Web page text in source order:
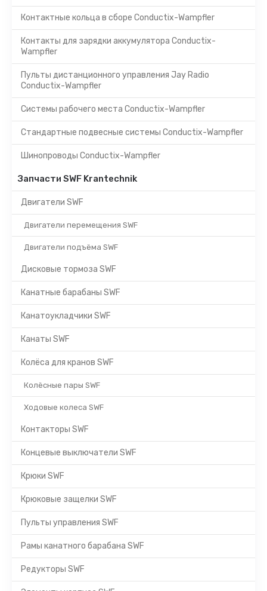
Контактные кольца в сборе Conductix-Wampfler
Контакты для зарядки аккумулятора Conductix-
Wampfler
Пульты дистанционного управления Jay Radio
Conductix-Wampfler
Системы рабочего места Conductix-Wampfler
Стандартные подвесные системы Conductix-Wampfler
Шинопроводы Conductix-Wampfler
Запчасти SWF Krantechnik
Двигатели SWF
Двигатели перемещения SWF
Двигатели подъёма SWF
Дисковые тормоза SWF
Канатные барабаны SWF
Канатоукладчики SWF
Канаты SWF
Колёса для кранов SWF
Колёсные пары SWF
Ходовые колеса SWF
Контакторы SWF
Концевые выключатели SWF
Крюки SWF
Крюковые защелки SWF
Пульты управления SWF
Рамы канатного барабана SWF
Редукторы SWF